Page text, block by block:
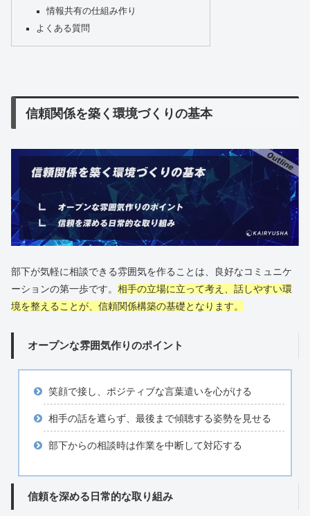
情報共有の仕組み作り
よくある質問
信頼関係を築く環境づくりの基本
部下が気軽に相談できる雰囲気を作ることは、良好なコミュニケ
ーションの第一歩です。 相手の立場に立って考え、話しやすい環
境を整えることが、信頼関係構築の基礎となります。
オープンな雰囲気作りのポイント
笑顔で接し、ポジティブな言葉遣いを心がける
相手の話を遮らず、最後まで傾聴する姿勢を見せる
部下からの相談時は作業を中断して対応する
信頼を深める日常的な取り組み